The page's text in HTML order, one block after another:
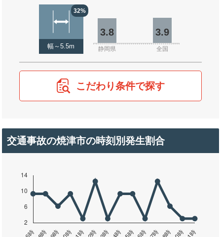
32%
幅～5.5m
3.8 3.9
静岡県 全国
こだわり条件で探す
交通事故の焼津市の時刻別発生割合